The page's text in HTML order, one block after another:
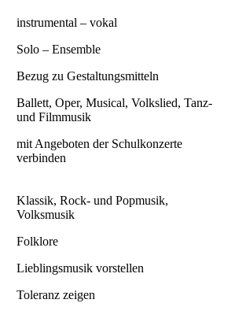
instrumental – vokal
Solo – Ensemble
Bezug zu Gestaltungsmitteln
Ballett, Oper, Musical, Volkslied, Tanz-
und Filmmusik
mit Angeboten der Schulkonzerte
verbinden
Klassik, Rock- und Popmusik,
Volksmusik
Folklore
Lieblingsmusik vorstellen
Toleranz zeigen